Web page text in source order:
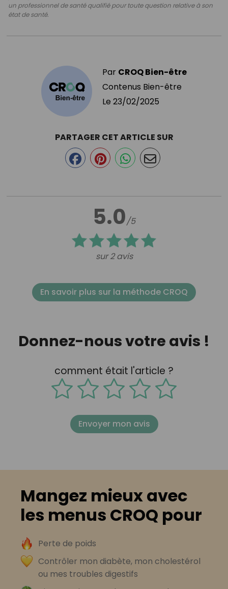
un professionnel de santé qualifié pour toute question relative à son
état de santé.
Par CROQ Bien-être
Contenus Bien-être
Le 23/02/2025
5.0/5
sur 2 avis
PARTAGER CET ARTICLE SUR
En savoir plus sur la méthode CROQ
Donnez-nous votre avis !
comment était l'article ?
Envoyer mon avis
Mangez mieux avec
les menus CROQ pour
Perte de poids
Contrôler mon diabète, mon cholestérol
ou mes troubles digestifs